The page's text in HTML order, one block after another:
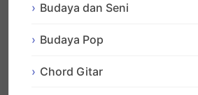
Budaya dan Seni
Budaya Pop
Chord Gitar